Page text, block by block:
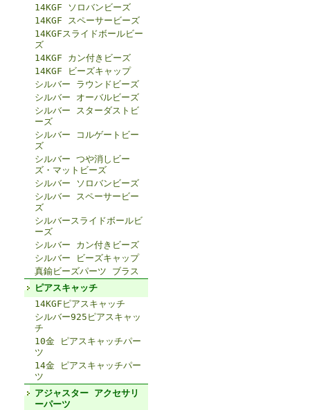
14KGF ソロバンビーズ
14KGF スペーサービーズ
14KGFスライドボールビー
ズ
14KGF カン付きビーズ
14KGF ビーズキャップ
シルバー ラウンドビーズ
シルバー オーバルビーズ
シルバー スターダストビ
ーズ
シルバー コルゲートビー
ズ
シルバー つや消しビー
ズ・マットビーズ
シルバー ソロバンビーズ
シルバー スペーサービー
ズ
シルバースライドボールビ
ーズ
シルバー カン付きビーズ
シルバー ビーズキャップ
真鍮ビーズパーツ ブラス
ピアスキャッチ
14KGFピアスキャッチ
シルバー925ピアスキャッ
チ
10金 ピアスキャッチパー
ツ
14金 ピアスキャッチパー
ツ
アジャスター アクセサリ
ーパーツ